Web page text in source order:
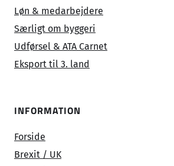
Løn & medarbejdere
Særligt om byggeri
Udførsel & ATA Carnet
Eksport til 3. land
INFORMATION
Forside
Brexit / UK